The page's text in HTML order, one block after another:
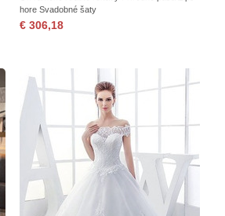
hore Svadobné šaty
€ 306,18